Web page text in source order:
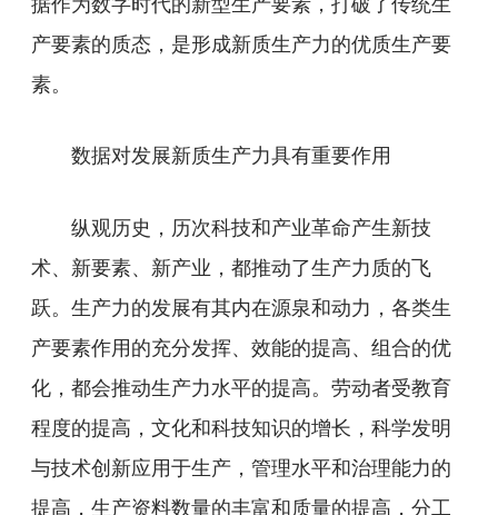
产要素的质态，是形成新质生产力的优质生产要
素。
数据对发展新质生产力具有重要作用
纵观历史，历次科技和产业革命产生新技
术、新要素、新产业，都推动了生产力质的飞
跃。生产力的发展有其内在源泉和动力，各类生
产要素作用的充分发挥、效能的提高、组合的优
化，都会推动生产力水平的提高。劳动者受教育
程度的提高，文化和科技知识的增长，科学发明
与技术创新应用于生产，管理水平和治理能力的
提高，生产资料数量的丰富和质量的提高，分工